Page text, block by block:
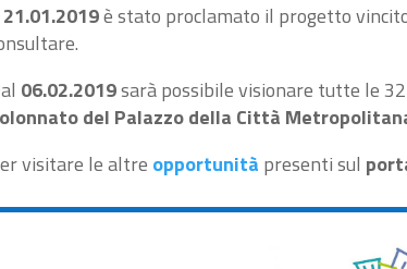
21.01.2019è stato proclamato il progetto
06.02.2019sarà possibile visionare tutte le
del Palazzo della Città
visitare le altre opportunità presenti sul